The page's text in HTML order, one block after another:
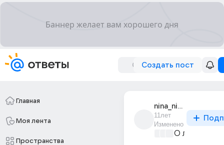
Создать пост
Главная
Моя лента
Пространства
nina_nina_1878
11лет
Изменено
О любви без